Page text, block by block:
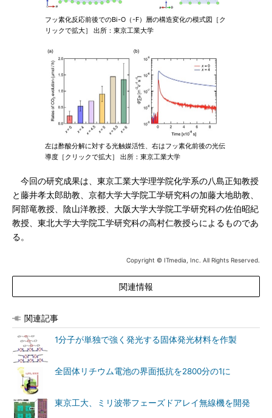
フッ素化反応前後でのBi-O（-F）層の構造変化の模式図［ク
リックで拡大］ 出所：東京工業大学
左は酢酸分解に対する光触媒活性、右はフッ素化前後の光伝
導度［クリックで拡大］ 出所：東京工業大学
今回の研究成果は、東京工業大学理学院化学系の八島正知教授
と藤井孝太郎助教、京都大学大学院工学研究科の加藤大地助教、
阿部竜教授、陰山洋教授、大阪大学大学院工学研究科の佐伯昭紀
教授、東北大学大学院工学研究科の高村仁教授らによるものであ
る。
Copyright © ITmedia, Inc. All Rights Reserved.
関連情報
関連記事
1分子が単独で強く発光する固体発光材料を作製
全固体リチウム電池の界面抵抗を2800分の1に
東京工大、ミリ波帯フェーズドアレイ無線機を開発